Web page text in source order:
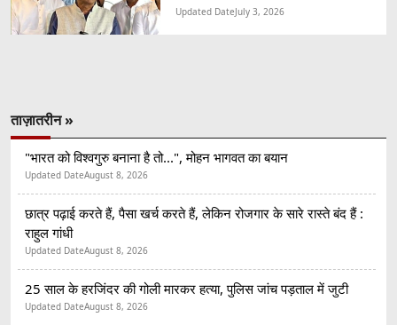
Updated DateJuly 3, 2026
ताज़ातरीन »
"भारत को विश्वगुरु बनाना है तो...", मोहन भागवत का बयान
Updated DateAugust 8, 2026
छात्र पढ़ाई करते हैं, पैसा खर्च करते हैं, लेकिन रोजगार के सारे रास्ते बंद हैं :
राहुल गांधी
Updated DateAugust 8, 2026
25 साल के हरजिंदर की गोली मारकर हत्या, पुलिस जांच पड़ताल में जुटी
Updated DateAugust 8, 2026